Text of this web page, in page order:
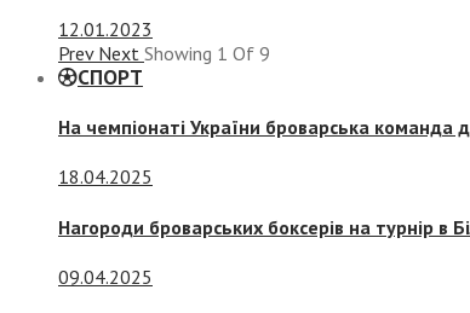
12.01.2023
Prev Next Showing 1 Of 9
СПОРТ
На чемпіонаті України броварська команда
18.04.2025
Нагороди броварських боксерів на турнір в
09.04.2025